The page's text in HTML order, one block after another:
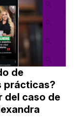
de
prácticas?
del caso de